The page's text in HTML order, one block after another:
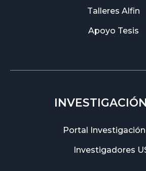
Talleres Alfin
Apoyo Tesis
Portal Investigación
Investigadores